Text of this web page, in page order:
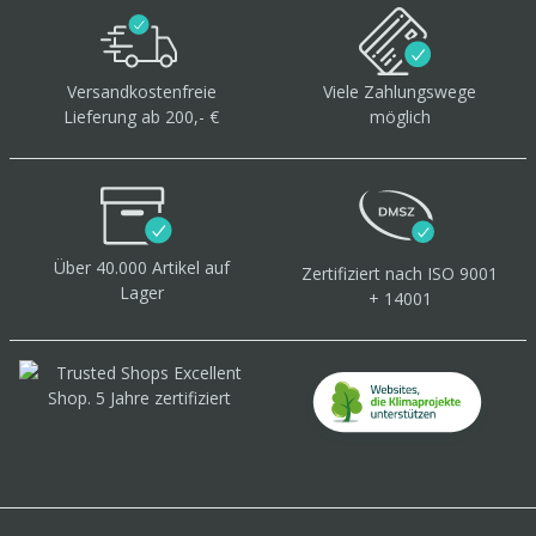
Versandkostenfreie
Lieferung ab 200,- €
Viele Zahlungswege
möglich
Über 40.000 Artikel auf
Lager
Zertifiziert nach ISO 9001
+ 14001